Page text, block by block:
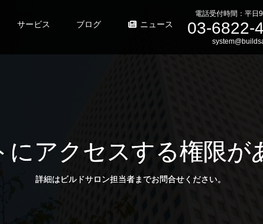
サービス ブログ ニュース
電話受付時間：平日
03-6822-
にアクセスする権限が
詳細はビルドサロン担当者までお問合せください。